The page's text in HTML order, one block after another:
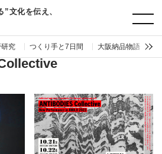
文化を伝え、
究 つくり手と7日間 大阪納品物語
Collective